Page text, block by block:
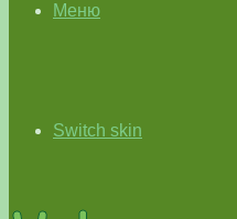
Меню
Switch skin